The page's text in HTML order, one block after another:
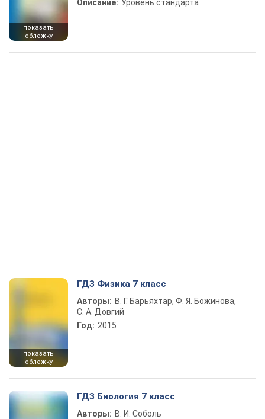
показать
обложку
Описание: Уровень стандарта
показать
обложку
ГДЗ Физика 7 класс
Авторы: В. Г. Барьяхтар, Ф. Я. Божинова,
С. А. Довгий
Год: 2015
ГДЗ Биология 7 класс
Авторы: В. И. Соболь